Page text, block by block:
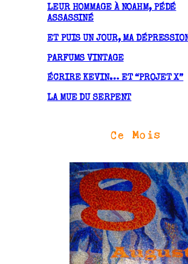
s
LEUR HOMMAGE À NOAHM, PÉDÉ
ASSASSINÉ
ET PUIS UN JOUR, MA
PARFUMS VINTAGE
ÉCRIRE KEVIN… ET “PROJET X”
LA MUE DU SERPENT
Ce Mois